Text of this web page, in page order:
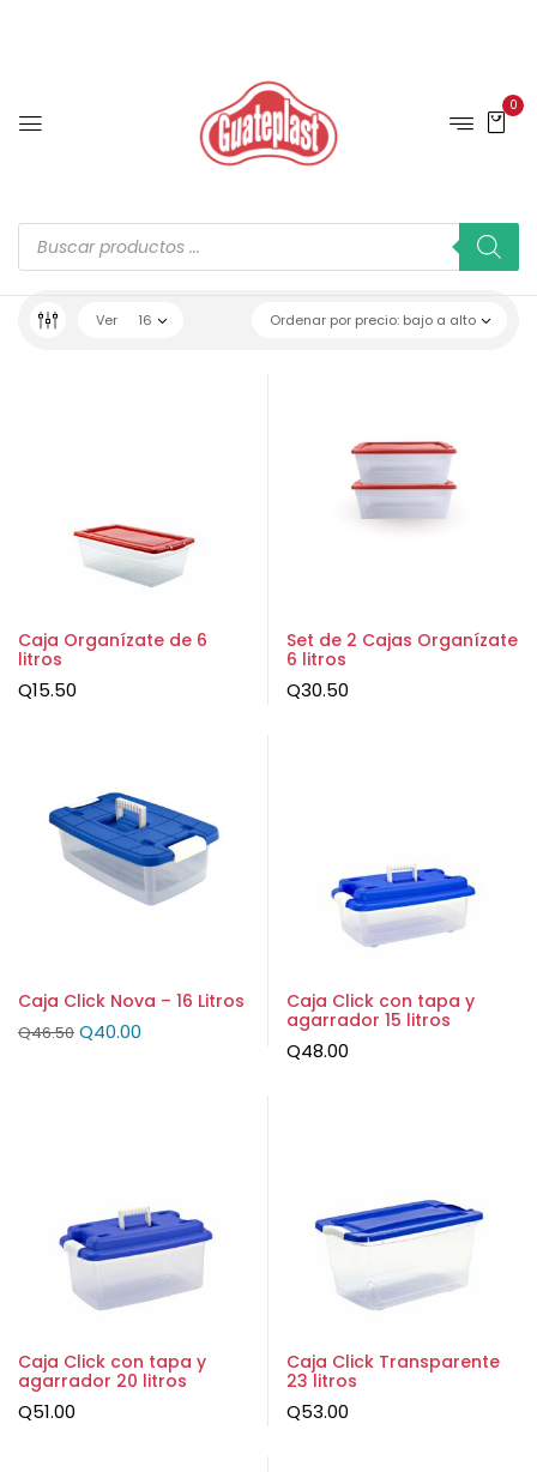
0
Ordenar por precio: bajo a alto
Ver 16
Caja Organízate de 6
litros
Q15.50
Set de 2 Cajas Organízate
6 litros
Q30.50
Caja Click Nova – 16 Litros
Q46.50 Q40.00
Caja Click con tapa y
agarrador 15 litros
Q48.00
Caja Click con tapa y
agarrador 20 litros
Q51.00
Caja Click Transparente
23 litros
Q53.00